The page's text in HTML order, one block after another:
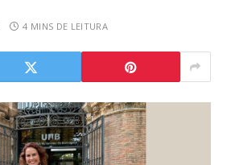
4 MINS DE LEITURA